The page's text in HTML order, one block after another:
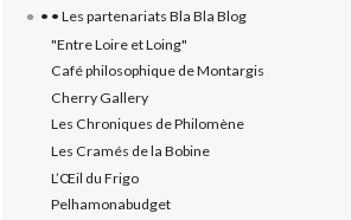
• • Les partenariats Bla Bla Blog
"Entre Loire et Loing"
Café philosophique de Montargis
Cherry Gallery
Les Chroniques de Philomène
Les Cramés de la Bobine
L’‎Œil du Frigo
Pelhamonabudget